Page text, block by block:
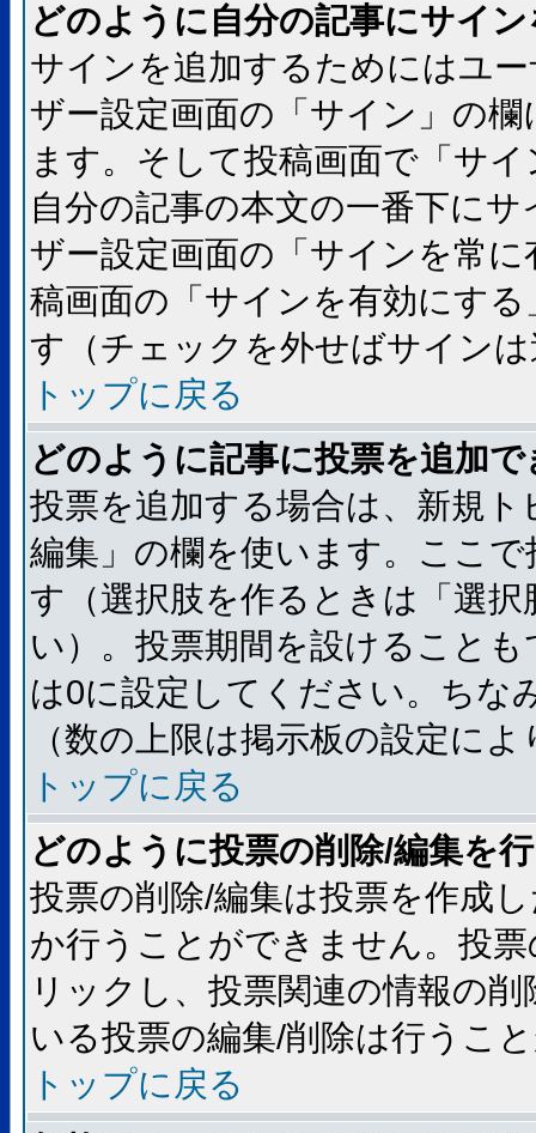
どのように自分の記事にサイ
サインを追加するためにはユ
ザー設定画面の「サイン」の
ます。そして投稿画面で「サ
自分の記事の本文の一番下に
ザー設定画面の「サインを常
稿画面の「サインを有効にす
す（チェックを外せばサイン
トップに戻る
どのように記事に投票を追加
投票を追加する場合は、新規
編集」の欄を使います。ここ
す（選択肢を作るときは「選
い）。投票期間を設けること
は0に設定してください。ちな
（数の上限は掲示板の設定に
トップに戻る
どのように投票の削除/編集を
投票の削除/編集は投票を作成
か行うことができません。投
リックし、投票関連の情報の
いる投票の編集/削除は行うこ
トップに戻る